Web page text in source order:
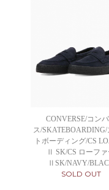
CONVERSE/コン
ス/SKATEBOARDING/
トボーディング/CS
Ⅱ SK/CS ローファ
ⅡSK/NAVY/
SOLD OUT